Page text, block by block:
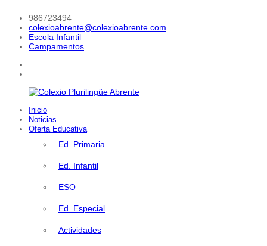
Saltar
contenido
986723494
colexioabrente@colexioabrente.com
Escola Infantil
Campamentos
Colexio
Plurilingüe
Inicio
Noticias
Oferta Educativa
Ed. Primaria
Ed. Infantil
ESO
Ed. Especial
Actividades